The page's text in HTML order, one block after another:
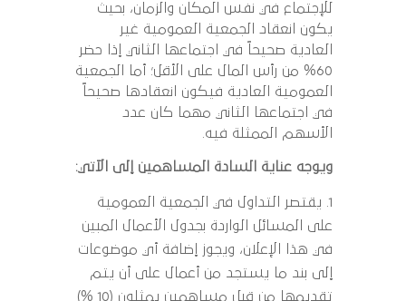
للإجتماع في نفس المكان والزمان، بحيث
يكون انعقاد الجمعية العمومية غير
العادية صحيحاً في اجتماعها الثاني إذا حضر
60% من رأس المال على الأقل؛ أما الجمعية
العمومية العادية فيكون انعقادها صحيحاً
في اجتماعها الثاني مهما كان عدد
الأسهم الممثلة فيه.
ويوجه عناية السادة المساهمين إلى الآتي:
يقتصر التداول في الجمعية العمومية
على المسائل الواردة بجدول الأعمال المبين
في هذا الإعلان، ويجوز إضافة أي موضوعات
إلى بند ما يستجد من أعمال على أن يتم
تقديمها من قبل مساهمين يمثلون (10 %)